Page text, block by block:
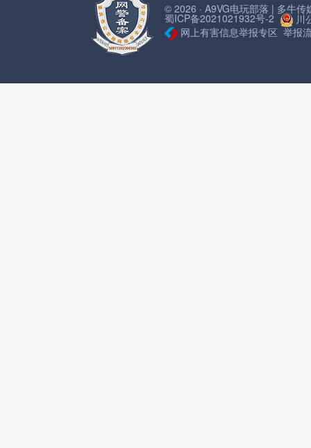
© 2026 · A9VG电玩部落 | 多牛传
蜀ICP备2021021932号-2
川
网上有害信息举报专区 举报